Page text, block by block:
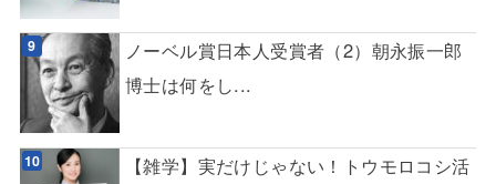
ノーベル賞日本人受賞者（2）朝永振一郎
博士は何をし...
【雑学】実だけじゃない！トウモロコシ活